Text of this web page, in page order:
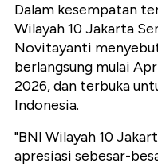
Dalam kesempatan
Wilayah 10 Jakarta
Novitayanti
berlangsung mulai
2026, dan terbuka
Indonesia.
"BNI Wilayah 10
apresiasi sebesar-